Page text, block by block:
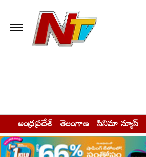
ఆంధ్రప్రదేశ్ తెలంగాణ సినిమా న్యూస్